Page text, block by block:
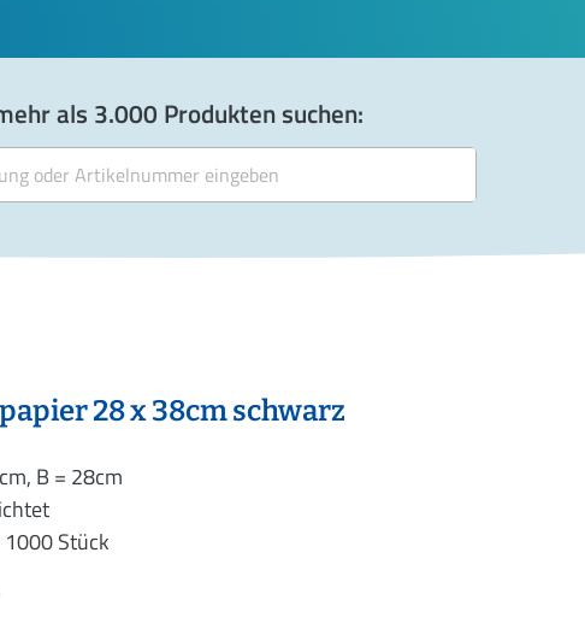
als 3.000 Produkten suchen:
28 x 38cm schwarz
B = 28cm
1000 Stück